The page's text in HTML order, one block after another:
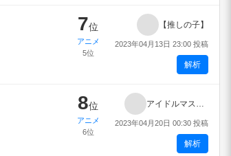
7位
アニメ
5位
【推しの子】
2023年04月13日 23:00 投稿
解析
8位
アニメ
6位
アイドルマスター シンデレラガールズ U149
2023年04月20日 00:30 投稿
解析